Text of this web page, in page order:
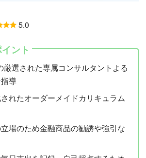
5.0
ント
厳選された専属コンサルタントよる
導
れたオーダーメイドカリキュラム
場のため金融商品の勧誘や強引な